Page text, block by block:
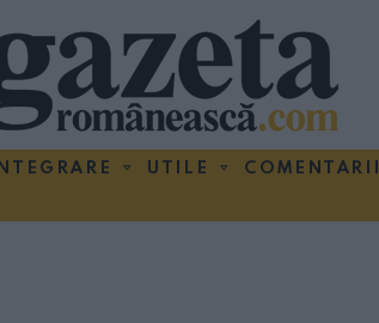
UTILE COMENTARII